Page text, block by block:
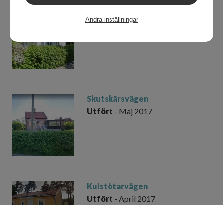
Utfört- Oktober 2017
Skutskärsvägen
Utfört - Maj 2017
Kulstötarvägen
Utfört - April 2017
Ändra inställningar